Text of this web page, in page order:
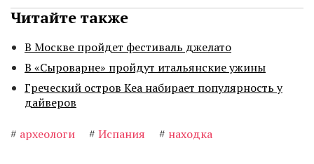
Читайте также
В Москве пройдет фестиваль джелато
В «Сыроварне» пройдут итальянские ужины
Греческий остров Кеа набирает популярность у
дайверов
# археологи # Испания # находка